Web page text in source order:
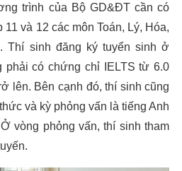
trình của Bộ GD&ĐT cần có
và 12 các môn Toán, Lý, Hóa,
Thí sinh đăng ký tuyển sinh ở
phải có chứng chỉ IELTS từ 6.0
lên. Bên cạnh đó, thí sinh cũng
và kỳ phỏng vấn là tiếng Anh
vòng phỏng vấn, thí sinh tham